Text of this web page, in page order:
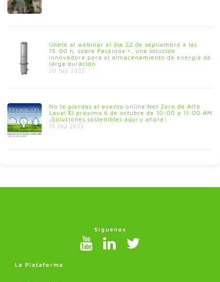
Únete al webinar el día 22 de septiembre a las
15:00 h. sobre Packinox +, una solución
innovadora para el almacenamiento de energía de
larga duración
20 Sep 2022
No te pierdas el evento online Net Zero de Alfa
Laval El próximo 6 de octubre de 10:00 a 11:00 AM
¡Soluciones sostenibles aquí y ahora!
16 Sep 2022
Síguenos
La Plataforma